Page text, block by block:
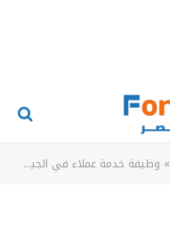
» وظيفة خدمة عملاء في الجيزة – كول سنتر اتصالات مصر | السادس من أكتوبر